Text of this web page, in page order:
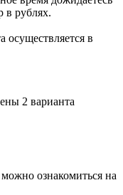
в рублях.
осуществляется в
2 варианта
ознакомиться на